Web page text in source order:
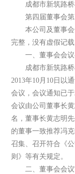
成都市新筑路桥
第四届董事会第
本公司及董事会
完整，没有虚假记
一、董事会会议
成都市新筑路桥
2013年10月10日以
会议，会议通知已
会议由公司董事长
名，董事长黄志明
的董事一致推荐冯
召集、召开符合《
则》等有关规定。
二、董事会会议